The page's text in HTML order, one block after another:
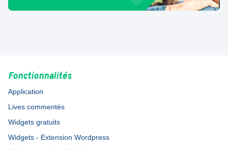
Fonctionnalités
Application
Lives commentés
Widgets gratuits
Widgets - Extension Wordpress